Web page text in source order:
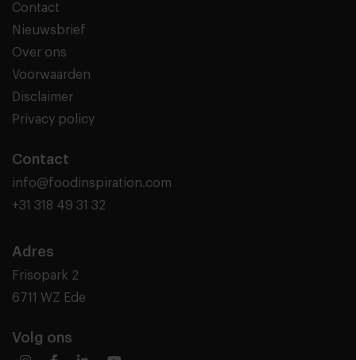
Contact
Nieuwsbrief
Over ons
Voorwaarden
Disclaimer
Privacy policy
Contact
info@foodinspiration.com
+31 318 49 31 32
Adres
Frisopark 2
6711 WZ Ede
Volg ons